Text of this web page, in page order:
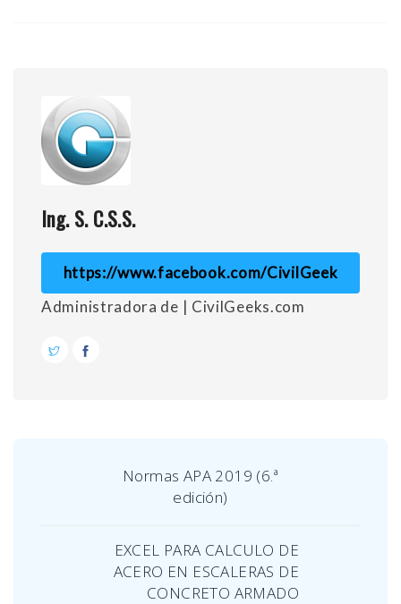
Ing. S. C.S.S.
https://www.facebook.com/CivilGeek
Administradora de | CivilGeeks.com
Normas APA 2019 (6.ª
edición)
EXCEL PARA CALCULO DE
ACERO EN ESCALERAS DE
CONCRETO ARMADO